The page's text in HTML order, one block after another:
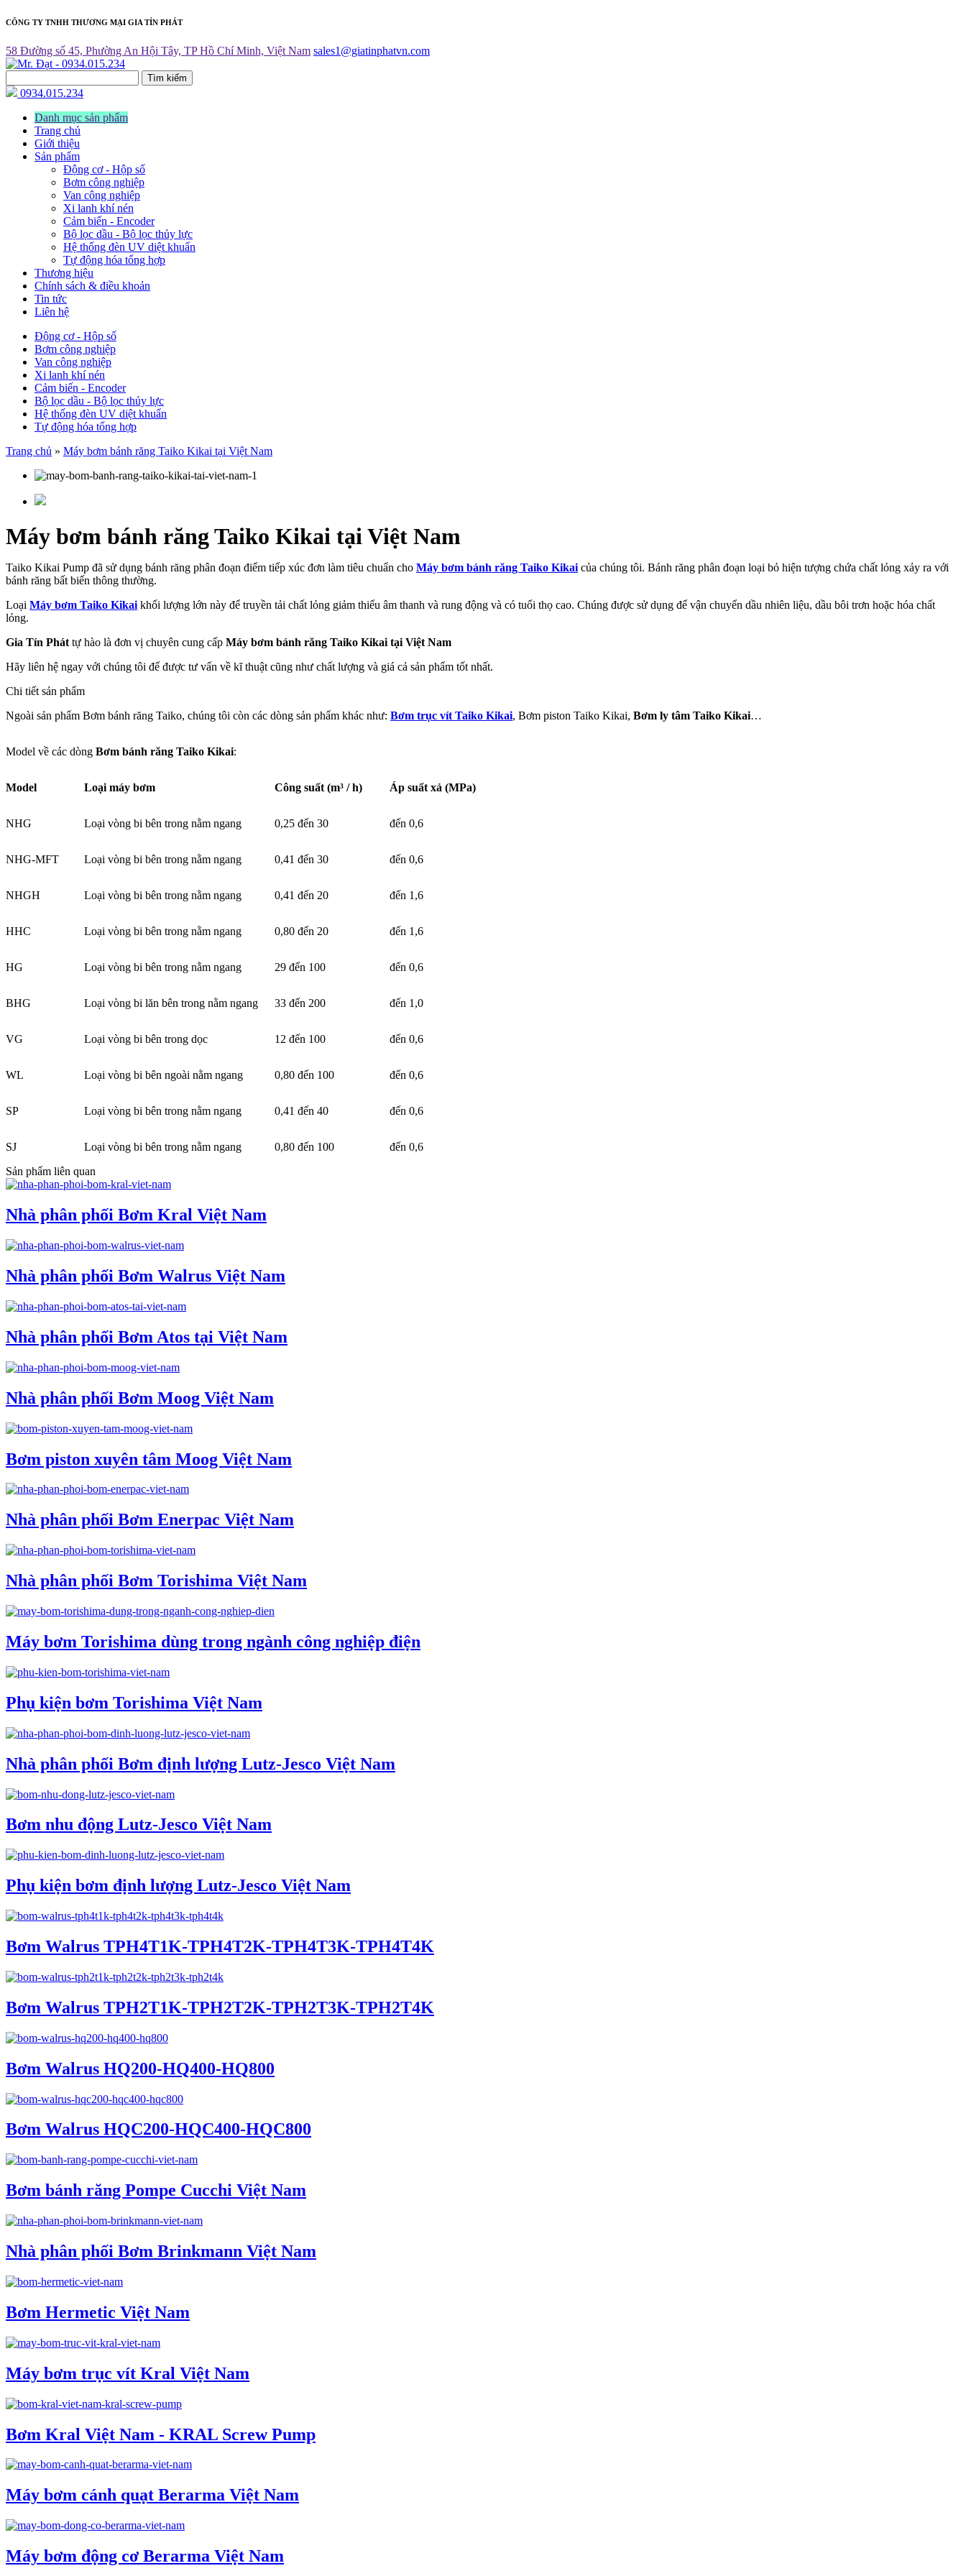
CÔNG TY TNHH THƯƠNG MẠI GIA TÍN PHÁT
58 Đường số 45, Phường An Hội Tây, TP Hồ Chí Minh, Việt Nam sales1@giatinphatvn.com
Tìm kiếm
0934.015.234
Danh mục sản phẩm
Trang chủ
Giới thiệu
Sản phẩm
Động cơ - Hộp số
Bơm công nghiệp
Van công nghiệp
Xi lanh khí nén
Cảm biến - Encoder
Bộ lọc dầu - Bộ lọc thủy lực
Hệ thống đèn UV diệt khuẩn
Tự động hóa tổng hợp
Thương hiệu
Chính sách & điều khoản
Tin tức
Liên hệ
Động cơ - Hộp số
Bơm công nghiệp
Van công nghiệp
Xi lanh khí nén
Cảm biến - Encoder
Bộ lọc dầu - Bộ lọc thủy lực
Hệ thống đèn UV diệt khuẩn
Tự động hóa tổng hợp
Trang chủ » Máy bơm bánh răng Taiko Kikai tại Việt Nam
Máy bơm bánh răng Taiko Kikai tại Việt Nam
Taiko Kikai Pump đã sử dụng bánh răng phân đoạn điểm tiếp xúc đơn làm tiêu chuẩn cho Máy bơm bánh răng Taiko Kikai của chúng tôi. Bánh răng phân đoạn loại bỏ hiện tượng chứa chất lỏng xảy ra với
bánh răng bất biến thông thường.
Loại Máy bơm Taiko Kikai khối lượng lớn này để truyền tải chất lỏng giảm thiểu âm thanh và rung động và có tuổi thọ cao. Chúng được sử dụng để vận chuyển dầu nhiên liệu, dầu bôi trơn hoặc hóa chất
lỏng.
Gia Tín Phát tự hào là đơn vị chuyên cung cấp Máy bơm bánh răng Taiko Kikai tại Việt Nam
Hãy liên hệ ngay với chúng tôi để được tư vấn về kĩ thuật cũng như chất lượng và giá cả sản phẩm tốt nhất.
Chi tiết sản phẩm
Ngoài sản phẩm Bơm bánh răng Taiko, chúng tôi còn các dòng sản phẩm khác như: Bơm trục vít Taiko Kikai, Bơm piston Taiko Kikai, Bơm ly tâm Taiko Kikai…
Model về các dòng Bơm bánh răng Taiko Kikai:
Model Loại máy bơm Công suất (m³ / h) Áp suất xả (MPa)
NHG Loại vòng bi bên trong nằm ngang 0,25 đến 30 đến 0,6
NHG-MFT Loại vòng bi bên trong nằm ngang 0,41 đến 30 đến 0,6
NHGH Loại vòng bi bên trong nằm ngang 0,41 đến 20 đến 1,6
HHC Loại vòng bi bên trong nằm ngang 0,80 đến 20 đến 1,6
HG Loại vòng bi bên trong nằm ngang 29 đến 100 đến 0,6
BHG Loại vòng bi lăn bên trong nằm ngang 33 đến 200 đến 1,0
VG Loại vòng bi bên trong dọc 12 đến 100 đến 0,6
WL Loại vòng bi bên ngoài nằm ngang 0,80 đến 100 đến 0,6
SP Loại vòng bi bên trong nằm ngang 0,41 đến 40 đến 0,6
SJ Loại vòng bi bên trong nằm ngang 0,80 đến 100
đến 0,6
Sản phẩm liên quan
Nhà phân phối Bơm Kral Việt Nam
Nhà phân phối Bơm Walrus Việt Nam
Nhà phân phối Bơm Atos tại Việt Nam
Nhà phân phối Bơm Moog Việt Nam
Bơm piston xuyên tâm Moog Việt Nam
Nhà phân phối Bơm Enerpac Việt Nam
Nhà phân phối Bơm Torishima Việt Nam
Máy bơm Torishima dùng trong ngành công nghiệp điện
Phụ kiện bơm Torishima Việt Nam
Nhà phân phối Bơm định lượng Lutz-Jesco Việt Nam
Bơm nhu động Lutz-Jesco Việt Nam
Phụ kiện bơm định lượng Lutz-Jesco Việt Nam
Bơm Walrus TPH4T1K-TPH4T2K-TPH4T3K-TPH4T4K
Bơm Walrus TPH2T1K-TPH2T2K-TPH2T3K-TPH2T4K
Bơm Walrus HQ200-HQ400-HQ800
Bơm Walrus HQC200-HQC400-HQC800
Bơm bánh răng Pompe Cucchi Việt Nam
Nhà phân phối Bơm Brinkmann Việt Nam
Bơm Hermetic Việt Nam
Máy bơm trục vít Kral Việt Nam
Bơm Kral Việt Nam - KRAL Screw Pump
Máy bơm cánh quạt Berarma Việt Nam
Máy bơm động cơ Berarma Việt Nam